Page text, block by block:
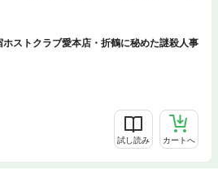
ホストクラブ愛本店・折鶴に秘めた謎殺人事
試し読み カートへ